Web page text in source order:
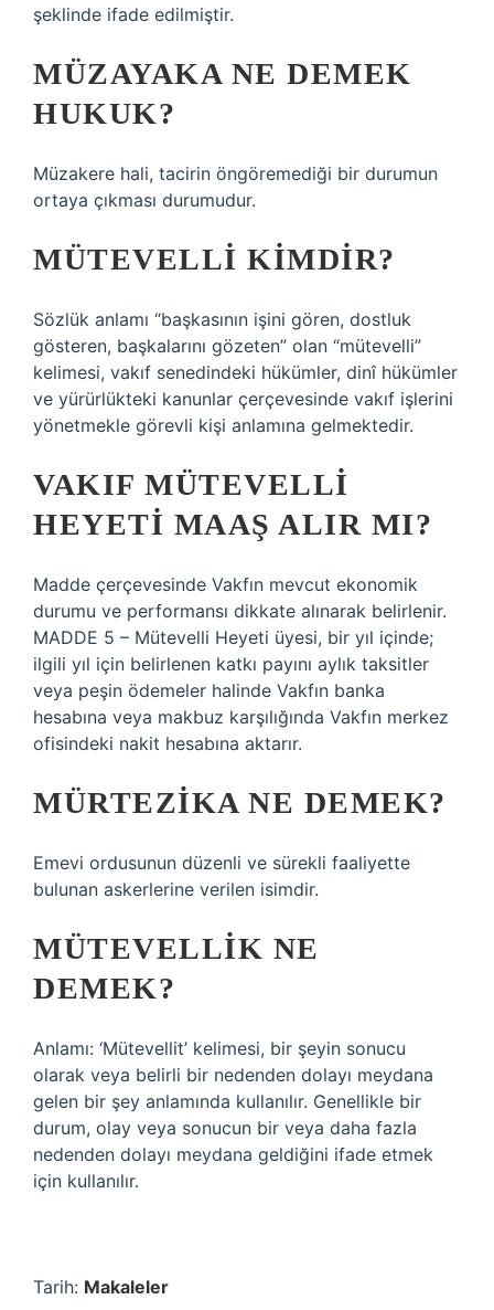
şeklinde ifade edilmiştir.
MÜZAYAKA NE DEMEK
HUKUK?
Müzakere hali, tacirin öngöremediği bir durumun
ortaya çıkması durumudur.
MÜTEVELLI KIMDIR?
Sözlük anlamı “başkasının işini gören, dostluk
gösteren, başkalarını gözeten” olan “mütevelli”
kelimesi, vakıf senedindeki hükümler, dinî hükümler
ve yürürlükteki kanunlar çerçevesinde vakıf işlerini
yönetmekle görevli kişi anlamına gelmektedir.
VAKIF MÜTEVELLI
HEYETI MAAŞ ALIR MI?
Madde çerçevesinde Vakfın mevcut ekonomik
durumu ve performansı dikkate alınarak belirlenir.
MADDE 5 – Mütevelli Heyeti üyesi, bir yıl içinde;
ilgili yıl için belirlenen katkı payını aylık taksitler
veya peşin ödemeler halinde Vakfın banka
hesabına veya makbuz karşılığında Vakfın merkez
ofisindeki nakit hesabına aktarır.
MÜRTEZIKA NE DEMEK?
Emevi ordusunun düzenli ve sürekli faaliyette
bulunan askerlerine verilen isimdir.
MÜTEVELLIK NE
DEMEK?
Anlamı: ‘Mütevellit’ kelimesi, bir şeyin sonucu
olarak veya belirli bir nedenden dolayı meydana
gelen bir şey anlamında kullanılır. Genellikle bir
durum, olay veya sonucun bir veya daha fazla
nedenden dolayı meydana geldiğini ifade etmek
için kullanılır.
Tarih: Makaleler